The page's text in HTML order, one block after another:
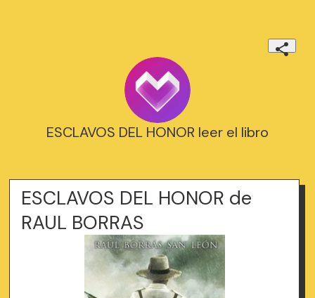
ESCLAVOS DEL HONOR leer el libro
ESCLAVOS DEL HONOR de
RAUL BORRAS